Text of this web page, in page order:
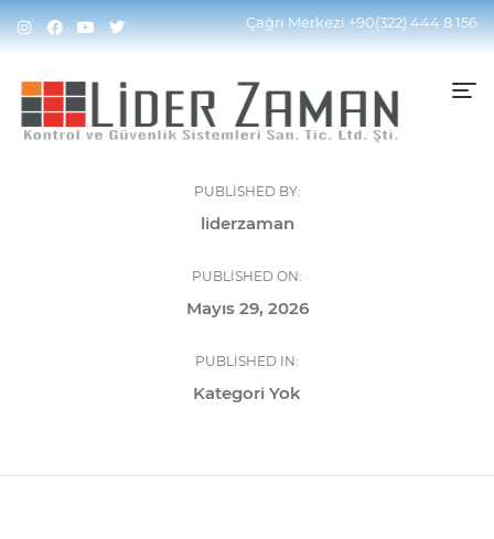
Çağrı Merkezi+90(322) 444 8 156
PUBLISHED BY:
liderzaman
PUBLISHED ON:
Mayıs 29, 2026
PUBLISHED IN:
Kategori Yok